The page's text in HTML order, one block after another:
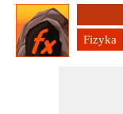
Fizyka